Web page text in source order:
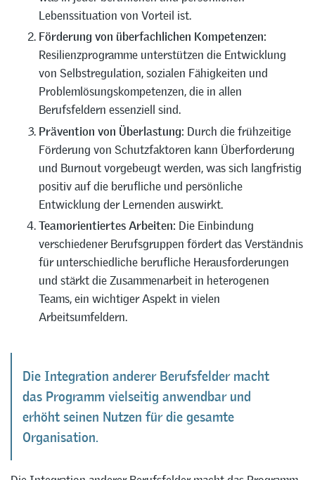
Lebenssituation von Vorteil ist.
Förderung von überfachlichen Kompetenzen:
Resilienzprogramme unterstützen die Entwicklung
von Selbstregulation, sozialen Fähigkeiten und
Problemlösungskompetenzen, die in allen
Berufsfeldern essenziell sind.
Prävention von Überlastung: Durch die frühzeitige
Förderung von Schutzfaktoren kann Überforderung
und Burnout vorgebeugt werden, was sich langfristig
positiv auf die berufliche und persönliche
Entwicklung der Lernenden auswirkt.
Teamorientiertes Arbeiten: Die Einbindung
verschiedener Berufsgruppen fördert das Verständnis
für unterschiedliche berufliche Herausforderungen
und stärkt die Zusammenarbeit in heterogenen
Teams, ein wichtiger Aspekt in vielen
Arbeitsumfeldern.
Die Integration anderer Berufsfelder macht
das Programm vielseitig anwendbar und
erhöht seinen Nutzen für die gesamte
Organisation.